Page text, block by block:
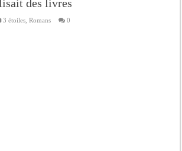
des livres
3 étoiles ,Romans 0